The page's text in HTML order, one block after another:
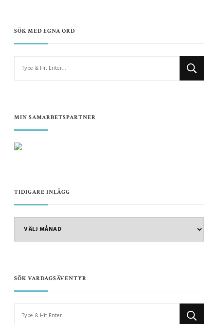
OM?
SÖK MED EGNA ORD
MIN SAMARBETSPARTNER
TIDIGARE INLÄGG
TIDIGARE
SÖK VARDAGSÄVENTYR